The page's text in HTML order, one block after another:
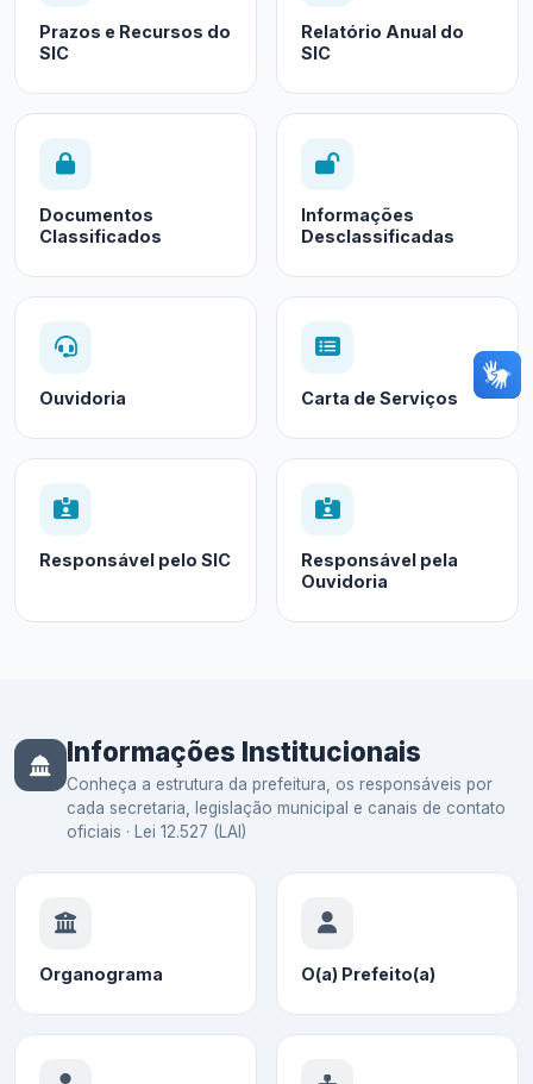
Prazos e Recursos do
SIC
Relatório Anual do
SIC
Documentos
Classificados
Informações
Desclassificadas
Ouvidoria Carta de Serviços
Responsável pelo SIC
Responsável pela
Ouvidoria
Informações Institucionais
Conheça a estrutura da prefeitura, os responsáveis por
cada secretaria, legislação municipal e canais de contato
oficiais · Lei 12.527 (LAI)
Organograma O(a) Prefeito(a)